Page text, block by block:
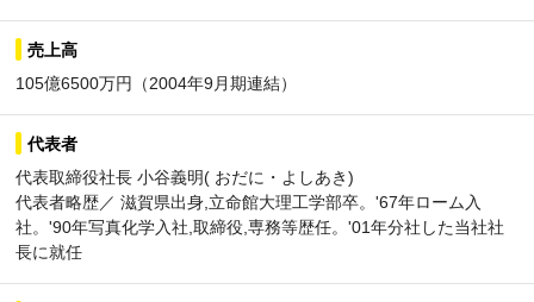
売上高
105億6500万円（2004年9月期連結）
代表者
代表取締役社長 小谷義明( おだに・よしあき)
代表者略歴／ 滋賀県出身,立命館大理工学部卒。'67年ローム入
社。'90年写真化学入社,取締役,専務等歴任。'01年分社した当社社
長に就任